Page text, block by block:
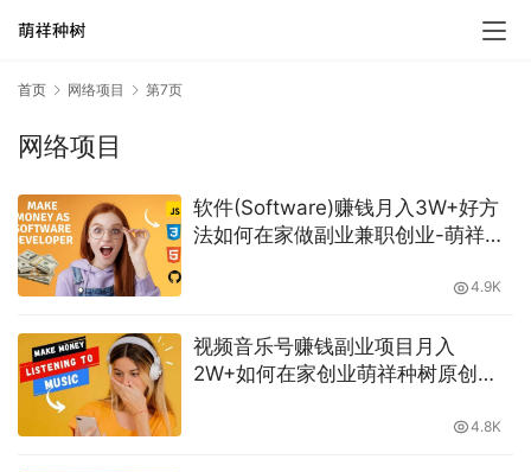
首页 网络项目 第7页
网络项目
软件(Software)赚钱月入3W+好方
法如何在家做副业兼职创业-萌祥种
4.9K
视频音乐号赚钱副业项目月入
2W+如何在家创业萌祥种树原创持
4.8K